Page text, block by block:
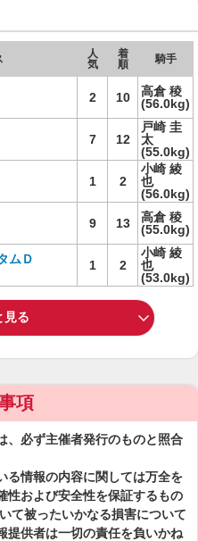
人
気
着
順
騎手
2 10
高倉 稜
(56.0kg)
7 12
戸崎 圭
太
(55.0kg)
1 2
小崎 綾
也
(56.0kg)
9 13
高倉 稜
(55.0kg)
ムＤ
1 2
小崎 綾
也
(53.0kg)
見る
項
、必ず主催者発行のものと照合
る情報の内容に関しては万全を
性および安全性を保証するもの
て被ったいかなる損害について
提供者は一切の責任を負いかね